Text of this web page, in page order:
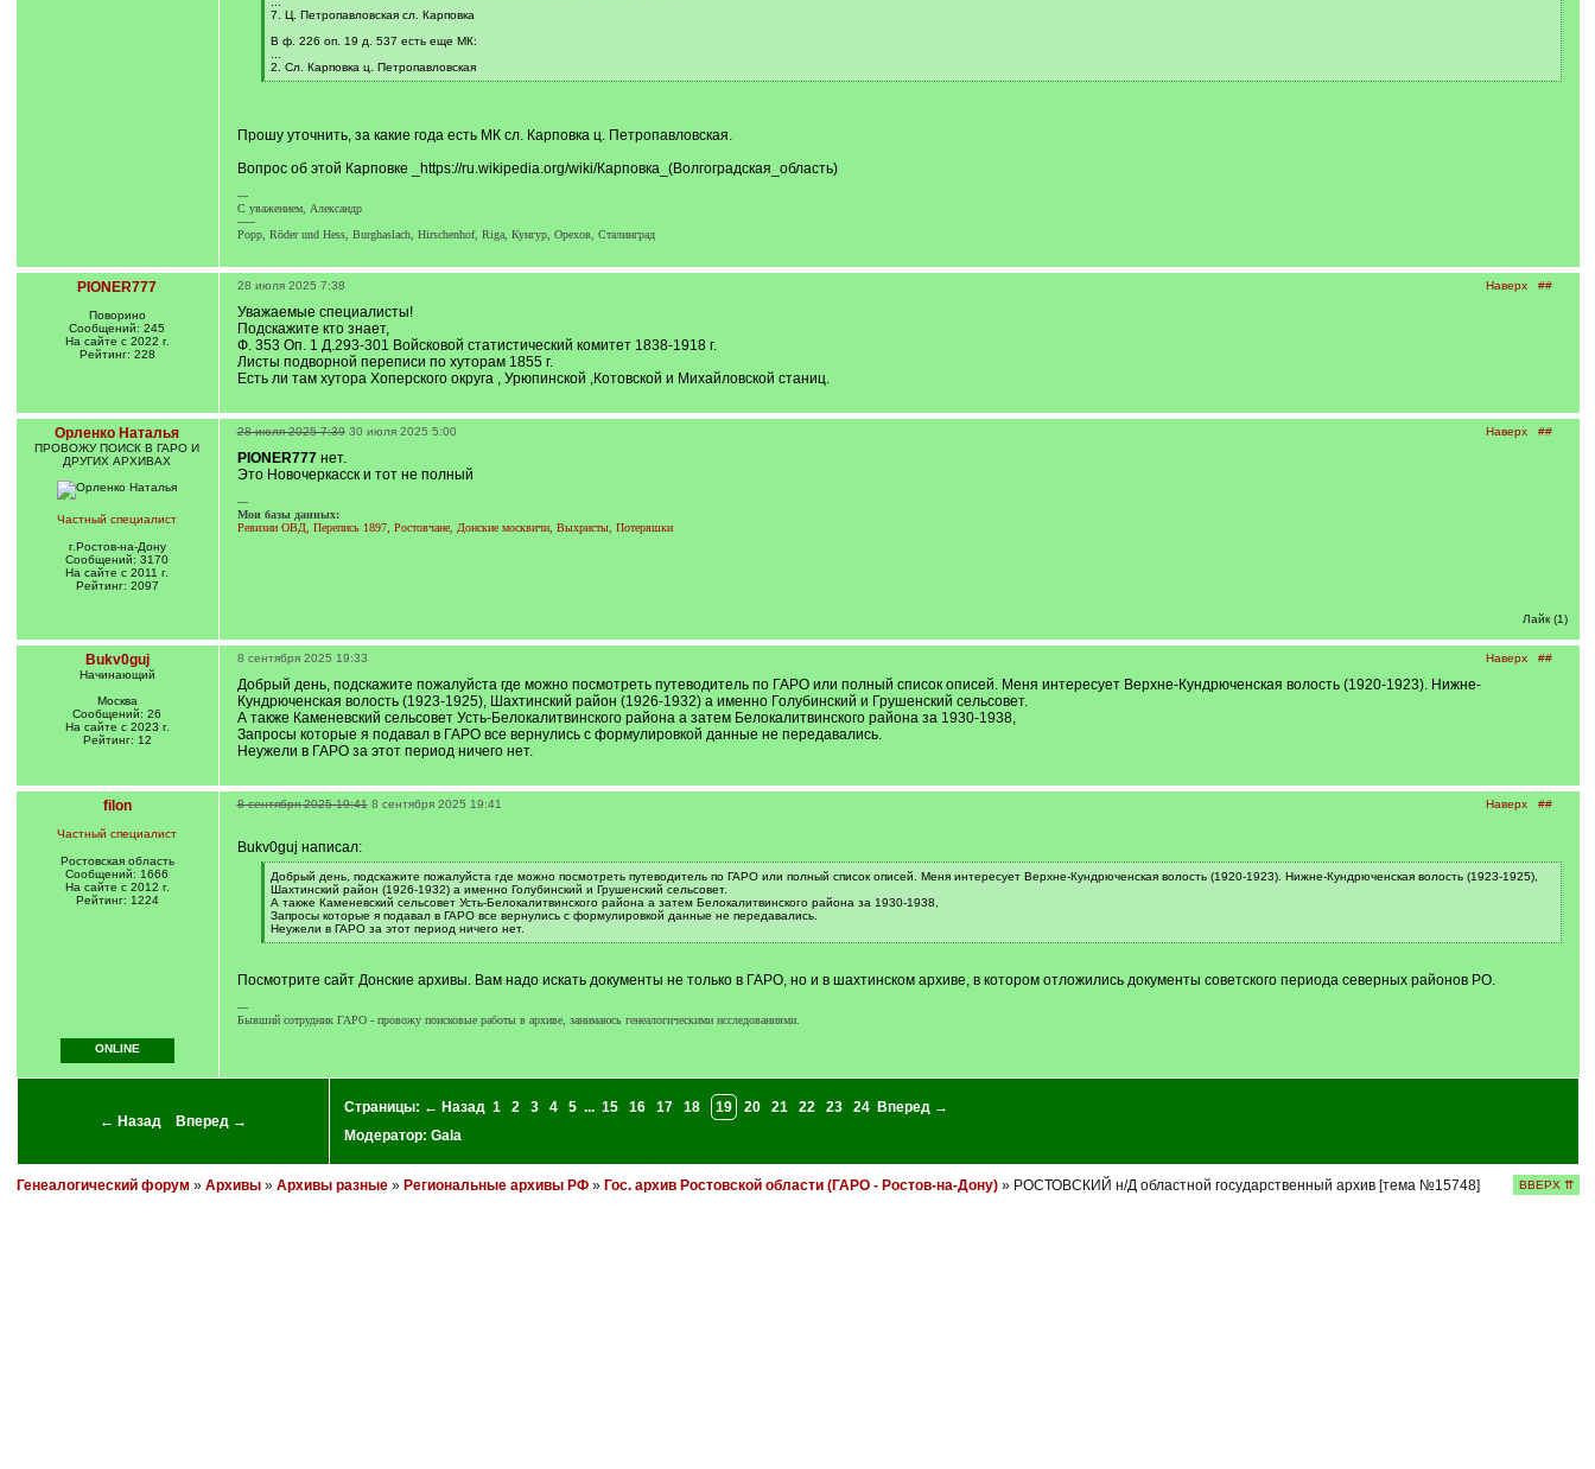
7. Ц. Петропавловская сл. Карповка
В ф. 226 оп. 19 д. 537 есть еще МК:
2. Сл. Карповка ц. Петропавловская
[
Прошу уточнить, за какие года есть МК сл. Карповка ц. Петропавловская.
Вопрос об этой Карповке _https://ru.wikipedia.org/wiki/Карповка_(Волгоградская_область)
---
С уважением, Александр
-----
Popp, Röder und Hess, Burghaslach, Hirschenhof, Riga, Кунгур, Орехов, Сталинград
PIONER777
Поворино
Сообщений: 245
На сайте с 2022 г.
Рейтинг: 228
Наверх ##
28 июля 2025 7:38
Уважаемые специалисты!
Подскажите кто знает,
Ф. 353 Оп. 1 Д.293-301 Войсковой статистический комитет 1838-1918 г.
Листы подворной переписи по хуторам 1855 г.
Есть ли там хутора Хоперского округа , Урюпинской ,Котовской и Михайловской станиц.
Орленко Наталья
ПРОВОЖУ ПОИСК В ГАРО И
ДРУГИХ АРХИВАХ
Частный специалист
г.Ростов-на-Дону
Сообщений: 3170
На сайте с 2011 г.
Рейтинг: 2097
Наверх ##
28 июля 2025 7:39 30 июля 2025 5:00
PIONER777нет.
Это Новочеркасск и тот не полный
---
Мои базы данных:
Ревизии ОВД, Перепись 1897, Ростовчане, Донские москвичи, Выхристы, Потеряшки
Лайк (1)
Bukv0guj
Начинающий
Москва
Сообщений: 26
На сайте с 2023 г.
Рейтинг: 12
Наверх ##
8 сентября 2025 19:33
Добрый день, подскажите пожалуйста где можно посмотреть путеводитель по ГАРО или полный список описей. Меня интересует Верхне-Кундрюченская волость (1920-1923). Нижне-
Кундрюченская волость (1923-1925), Шахтинский район (1926-1932) а именно Голубинский и Грушенский сельсовет.
А также Каменевский сельсовет Усть-Белокалитвинского района а затем Белокалитвинского района за 1930-1938,
Запросы которые я подавал в ГАРО все вернулись с формулировкой данные не передавались.
Неужели в ГАРО за этот период ничего нет.
filon
Частный специалист
Ростовская область
Сообщений: 1666
На сайте с 2012 г.
Рейтинг: 1224
Наверх ##
8 сентября 2025 19:41 8 сентября 2025 19:41
Bukv0guj написал:
[
q
]
Добрый день, подскажите пожалуйста где можно посмотреть путеводитель по ГАРО или полный список описей. Меня интересует Верхне-Кундрюченская волость (1920-1923). Нижне-Кундрюченская волость (1923-1925),
Шахтинский район (1926-1932) а именно Голубинский и Грушенский сельсовет.
А также Каменевский сельсовет Усть-Белокалитвинского района а затем Белокалитвинского района за 1930-1938,
Запросы которые я подавал в ГАРО все вернулись с формулировкой данные не передавались.
Неужели в ГАРО за этот период ничего нет.
[
]
Посмотрите сайт Донские архивы. Вам надо искать документы не только в ГАРО, но и в шахтинском архиве, в котором отложились документы советского периода северных районов РО.
---
Бывший сотрудник ГАРО - провожу поисковые работы в архиве, занимаюсь генеалогическими исследованиями.
ONLINE
← Назад Вперед →
Страницы: ← Назад 1 2 3 4 5 ... 15 16 17 18 19 20 21 22 23 24
Вперед →
Модератор: Gala
Генеалогический форум » Архивы» Архивы разные» Региональные архивы РФ» Гос. архив Ростовской области (ГАРО - Ростов-на-Дону)» РОСТОВСКИЙ н/Д областной государственный архив [тема №15748] ВВЕРХ ⇈